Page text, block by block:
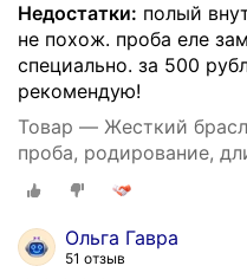
Недостатки: полый
не похож. проба еле
специально. за 500
рекомендую!
Товар — Жесткий
проба, родирование,
Ольга Гавра
51 отзыв